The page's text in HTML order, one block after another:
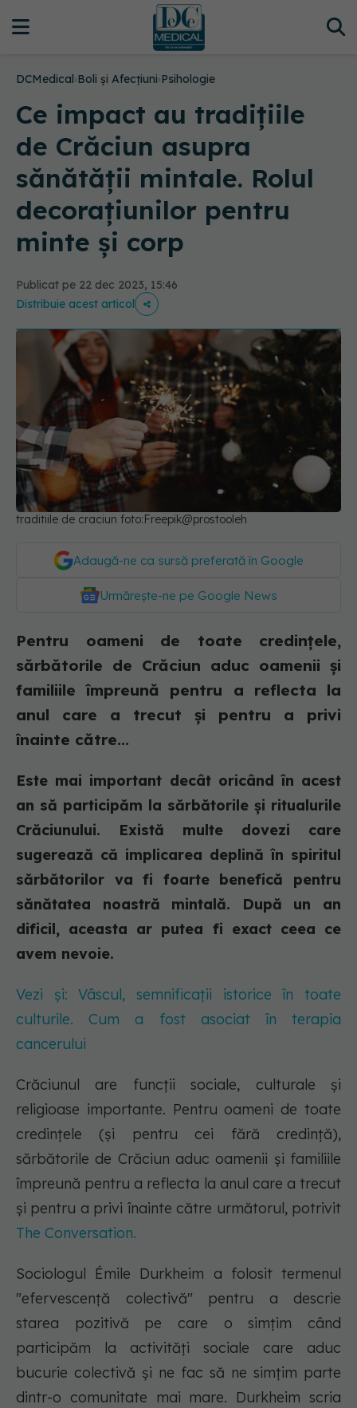
DCMedical›Boli și Afecțiuni›Psihologie
Ce impact au tradițiile
de Crăciun asupra
sănătății mintale. Rolul
decorațiunilor pentru
minte și corp
Publicat pe 22 dec 2023, 15:46
Distribuie acest articol
traditiile de craciun foto:Freepik@prostooleh
Adaugă-ne ca sursă preferată în Google
Urmărește-ne pe Google News
Pentru oameni de toate credințele,
sărbătorile de Crăciun aduc oamenii și
familiile împreună pentru a reflecta la
anul care a trecut și pentru a privi
înainte către...
Este mai important decât oricând în acest
an să participăm la sărbătorile și ritualurile
Crăciunului. Există multe dovezi care
sugerează că implicarea deplină în spiritul
sărbătorilor va fi foarte benefică pentru
sănătatea noastră mintală. După un an
dificil, aceasta ar putea fi exact ceea ce
avem nevoie.
Vezi și: Vâscul, semnificații istorice în toate
culturile. Cum a fost asociat în terapia
cancerului
Crăciunul are funcții sociale, culturale și
religioase importante. Pentru oameni de toate
credințele (și pentru cei fără credință),
sărbătorile de Crăciun aduc oamenii și familiile
împreună pentru a reflecta la anul care a trecut
și pentru a privi înainte către următorul, potrivit
The Conversation.
Sociologul Émile Durkheim a folosit termenul
"efervescență colectivă" pentru a descrie
starea pozitivă pe care o simțim când
participăm la activități sociale care aduc
bucurie colectivă și ne fac să ne simțim parte
dintr-o comunitate mai mare. Durkheim scria